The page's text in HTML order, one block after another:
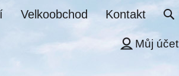
Kontakt
Velkoobchod
Můj účet